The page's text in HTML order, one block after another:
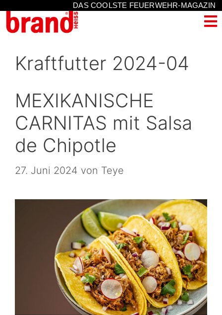
DAS COOLSTE FEUERWEHR-MAGAZIN
Kraftfutter 2024-04
MEXIKANISCHE
CARNITAS mit Salsa
de Chipotle
27. Juni 2024 von Teye